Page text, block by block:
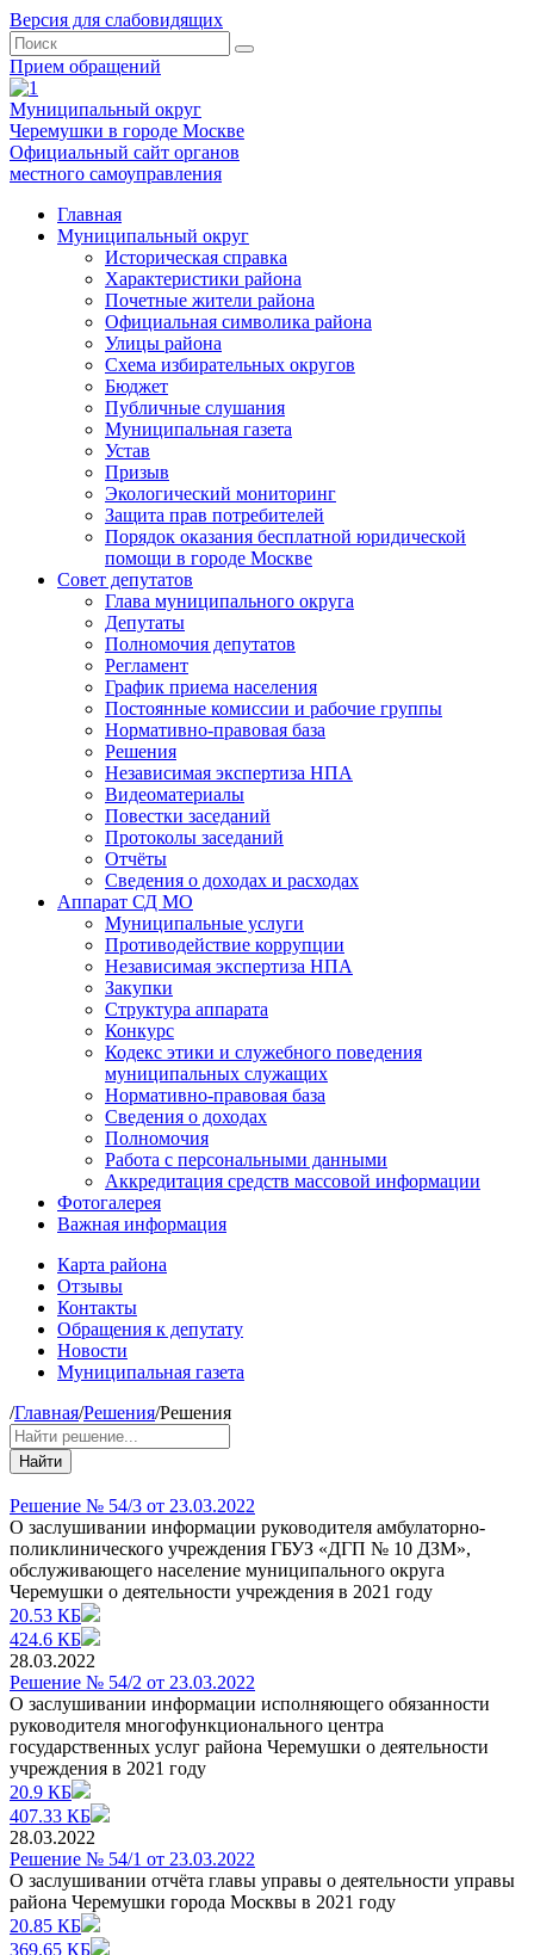
Версия для слабовидящих
Прием обращений
Муниципальный округ
Черемушки в городе Москве
Официальный сайт органов
местного самоуправления
Главная
Муниципальный округ
Историческая справка
Характеристики района
Почетные жители района
Официальная символика района
Улицы района
Схема избирательных округов
Бюджет
Публичные слушания
Муниципальная газета
Устав
Призыв
Экологический мониторинг
Защита прав потребителей
Порядок оказания бесплатной юридической
помощи в городе Москве
Совет депутатов
Глава муниципального округа
Депутаты
Полномочия депутатов
Регламент
График приема населения
Постоянные комиссии и рабочие группы
Нормативно-правовая база
Решения
Независимая экспертиза НПА
Видеоматериалы
Повестки заседаний
Протоколы заседаний
Отчёты
Сведения о доходах и расходах
Аппарат СД МО
Муниципальные услуги
Противодействие коррупции
Независимая экспертиза НПА
Закупки
Структура аппарата
Конкурс
Кодекс этики и служебного поведения
муниципальных служащих
Нормативно-правовая база
Сведения о доходах
Полномочия
Работа с персональными данными
Аккредитация средств массовой информации
Фотогалерея
Важная информация
Карта района
Отзывы
Контакты
Обращения к депутату
Новости
Муниципальная газета
/Главная/Решения/Решения
Найти
Решение № 54/3 от 23.03.2022
О заслушивании информации руководителя амбулаторно-
поликлинического учреждения ГБУЗ «ДГП № 10 ДЗМ»,
обслуживающего население муниципального округа
Черемушки о деятельности учреждения в 2021 году
20.53 КБ
424.6 КБ
28.03.2022
Решение № 54/2 от 23.03.2022
О заслушивании информации исполняющего обязанности
руководителя многофункционального центра
государственных услуг района Черемушки о деятельности
учреждения в 2021 году
20.9 КБ
407.33 КБ
28.03.2022
Решение № 54/1 от 23.03.2022
О заслушивании отчёта главы управы о деятельности управы
района Черемушки города Москвы в 2021 году
20.85 КБ
369.65 КБ